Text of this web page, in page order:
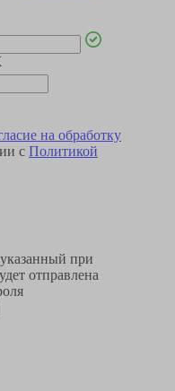
на обработку
с Политикой
при
отправлена